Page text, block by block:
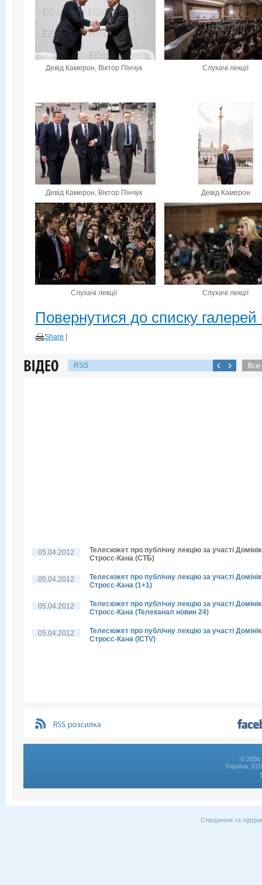
Девід Камерон, Віктор Пінчук Слухачі лекції
Девід Камерон, Віктор Пінчук Девід Камерон
Слухачі лекції Слухачі лекції
Повернутися до списку галерей
Share
RSS
05.04.2012
Телесюжет про публічну лекцію за участі
Стросс-Кана (СТБ)
05.04.2012
Телесюжет про публічну лекцію за участі
Стросс-Кана (1+1)
05.04.2012
Телесюжет про публічну лекцію за участі
Стросс-Кана (Телеканал новин 24)
05.04.2012
Телесюжет про публічну лекцію за участі
Стросс-Кана (ICTV)
© 2006
Україна,
Створення та